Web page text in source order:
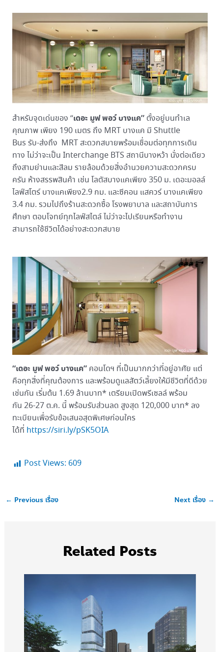
สำหรับจุดเด่นของ “เดอะ มูฟ พอว์ บางแค” ตั้งอยู่บนทำเล
คุณภาพ เพียง 190 เมตร ถึง MRT บางแค มี Shuttle
Bus รับ-ส่งถึง MRT สะดวกสบายพร้อมเชื่อมต่อทุกการเดิน
ทาง ไม่ว่าจะเป็น Interchange BTS สถานีบางหว้า นั่งต่อเดียว
ถึงสามย่านและสีลม รายล้อมด้วยสิ่งอำนวยความสะดวกครบ
ครัน ห้างสรรพสินค้า เช่น โลตัสบางแคเพียง 350 ม. เดอะมอลล์
ไลฟ์สโตร์ บางแคเพียง2.9 กม. และซีคอน แสควร์ บางแคเพียง
3.4 กม. รวมไปถึงร้านสะดวกซื้อ โรงพยาบาล และสถาบันการ
ศึกษา ตอบโจทย์ทุกไลฟ์สไตล์ ไม่ว่าจะไปเรียนหรือทำงาน
สามารถใช้ชีวิตได้อย่างสะดวกสบาย
“เดอะ มูฟ พอว์ บางแค”คอนโดฯ ที่เป็นมากกว่าที่อยู่อาศัย แต่
คือทุกสิ่งที่คุณต้องการ และพร้อมดูแลสัตว์เลี้ยงให้มีชีวิตที่ดีด้วย
เช่นกัน เริ่มต้น 1.69 ล้านบาท* เตรียมเปิดพรีเซลล์ พร้อม
กัน 26-27 ต.ค. นี้ พร้อมรับส่วนลด สูงสุด 120,000 บาท* ลง
ทะเบียนเพื่อรับข้อเสนอสุดพิเศษก่อนใคร
ได้ที่ https://siri.ly/pSK5OIA
Post Views: 609
← Previous เรื่อง Next เรื่อง →
Related Posts